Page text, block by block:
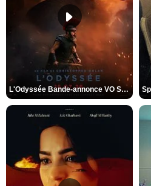
L'Odyssée Bande-annonce VO STFR